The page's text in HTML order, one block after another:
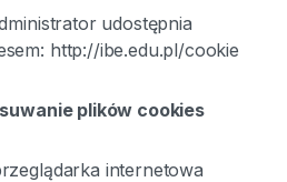
udostępnia
http://ibe.edu.pl/cookie
plików cookies
internetowa